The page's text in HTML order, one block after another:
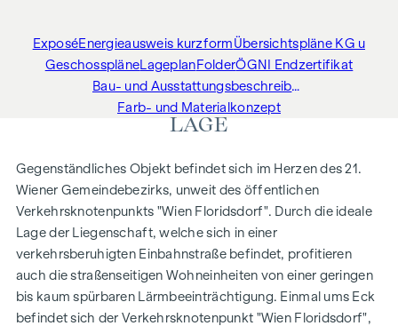
ExposéEnergieausweis kurzformÜbersichtspläne KG u
Geschosspläne LageplanFolderÖGNI Endzertifikat
Bau- und Ausstattungsbeschreibung
Farb- und Materialkonzept
LAGE
Gegenständliches Objekt befindet sich im Herzen des 21.
Wiener Gemeindebezirks, unweit des öffentlichen
Verkehrsknotenpunkts "Wien Floridsdorf". Durch die ideale
Lage der Liegenschaft, welche sich in einer
verkehrsberuhigten Einbahnstraße befindet, profitieren
auch die straßenseitigen Wohneinheiten von einer geringen
bis kaum spürbaren Lärmbeeinträchtigung. Einmal ums Eck
befindet sich der Verkehrsknotenpunkt "Wien Floridsdorf",